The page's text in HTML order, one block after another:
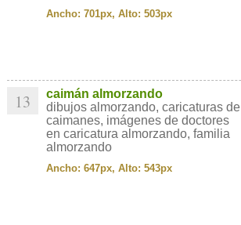
Ancho: 701px, Alto: 503px
13
caimán almorzando
dibujos almorzando, caricaturas de
caimanes, imágenes de doctores
en caricatura almorzando, familia
almorzando
Ancho: 647px, Alto: 543px